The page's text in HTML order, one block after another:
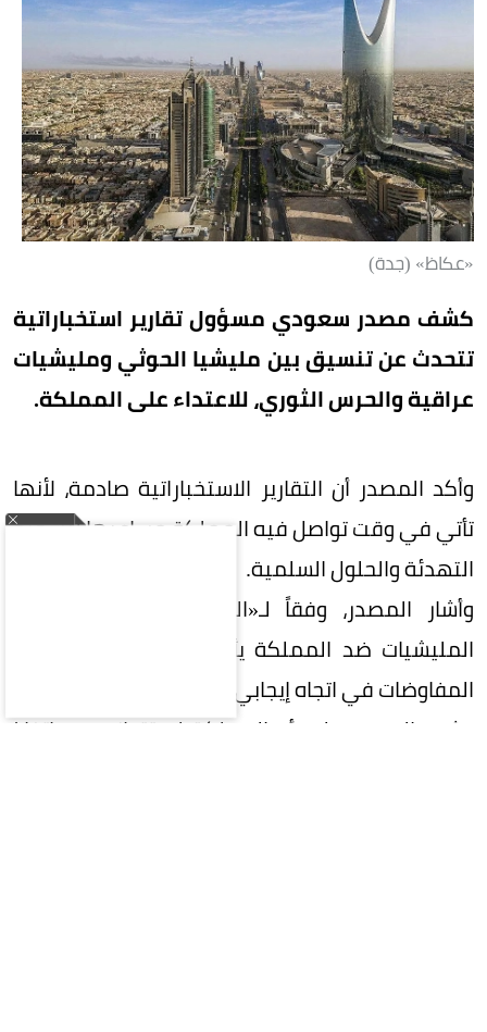
«عكاظ» (جدة)
كشف مصدر سعودي مسؤول تقارير استخباراتية
تتحدث عن تنسيق بين مليشيا الحوثي ومليشيات
عراقية والحرس الثوري، للاعتداء على المملكة.
وأكد المصدر أن التقارير الاستخباراتية صادمة، لأنها
تأتي في وقت تواصل فيه المملكة مساعيها لتشجيع
التهدئة والحلول السلمية.
وأشار المصدر، وفقاً لـ«العربية»، إلى أن تنسيق
المليشيات ضد المملكة يأتي في وقت تسير فيه
المفاوضات في اتجاه إيجابي.
وشدد المصدر على أن المملكة لن تتوانى عن اتخاذ